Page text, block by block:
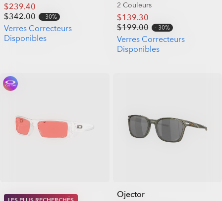
$239.40
$342.00
30%
Verres Correcteurs
Disponibles
2 Couleurs
$139.30
$199.00
30%
Verres Correcteurs
Disponibles
Ojector